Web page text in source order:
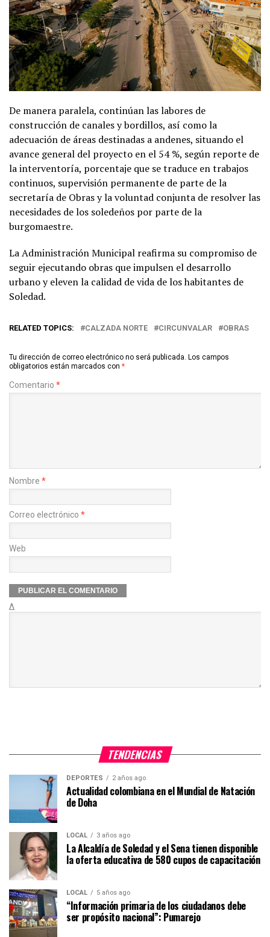
De manera paralela, continúan las labores de
construcción de canales y bordillos, así como la
adecuación de áreas destinadas a andenes, situando el
avance general del proyecto en el 54 %, según reporte de
la interventoría, porcentaje que se traduce en trabajos
continuos, supervisión permanente de parte de la
secretaría de Obras y la voluntad conjunta de resolver las
necesidades de los soledeños por parte de la
burgomaestre.
La Administración Municipal reafirma su compromiso de
seguir ejecutando obras que impulsen el desarrollo
urbano y eleven la calidad de vida de los habitantes de
Soledad.
RELATED TOPICS: CALZADA NORTE CIRCUNVALAR OBRAS
Tu dirección de correo electrónico no será publicada. Los campos
obligatorios están marcados con *
Comentario *
Nombre *
Correo electrónico *
Web
Δ
TENDENCIAS
DEPORTES 2 años ago
Actualidad colombiana en el Mundial de Natación
de Doha
LOCAL 3 años ago
La Alcaldía de Soledad y el Sena tienen disponible
la oferta educativa de 580 cupos de capacitación
LOCAL 5 años ago
“Información primaria de los ciudadanos debe
ser propósito nacional”: Pumarejo